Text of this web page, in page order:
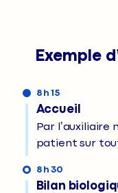
Exemple
8 h 15
Accueil
Par
patient sur
8 h 30
Bilan